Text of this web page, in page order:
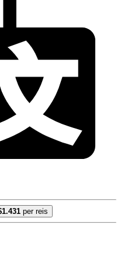
per reis